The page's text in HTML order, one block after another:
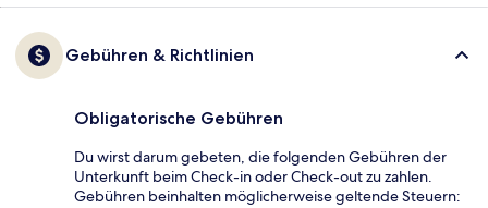
Gebühren & Richtlinien
Obligatorische Gebühren
Du wirst darum gebeten, die folgenden Gebühren der
Unterkunft beim Check-in oder Check-out zu zahlen.
Gebühren beinhalten möglicherweise geltende Steuern: